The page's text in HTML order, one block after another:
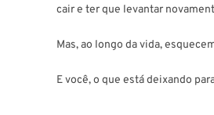
cair e ter que levantar
Mas, ao longo da vida,
E você, o que está deixando